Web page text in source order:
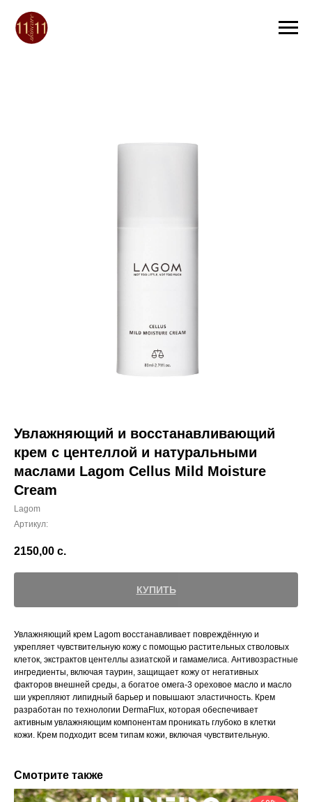
Увлажняющий и восстанавливающий
крем с центеллой и натуральными
маслами Lagom Cellus Mild Moisture
Cream
Lagom
Артикул:
2150,00 с.
КУПИТЬ
Увлажняющий крем Lagom восстанавливает повреждённую и
укрепляет чувствительную кожу с помощью растительных стволовых
клеток, экстрактов центеллы азиатской и гамамелиса. Антивозрастные
ингредиенты, включая таурин, защищает кожу от негативных
факторов внешней среды, а богатое омега-3 ореховое масло и масло
ши укрепляют липидный барьер и повышают эластичность. Крем
разработан по технологии DermaFlux, которая обеспечивает
активным увлажняющим компонентам проникать глубоко в клетки
кожи. Крем подходит всем типам кожи, включая чувствительную.
Смотрите также